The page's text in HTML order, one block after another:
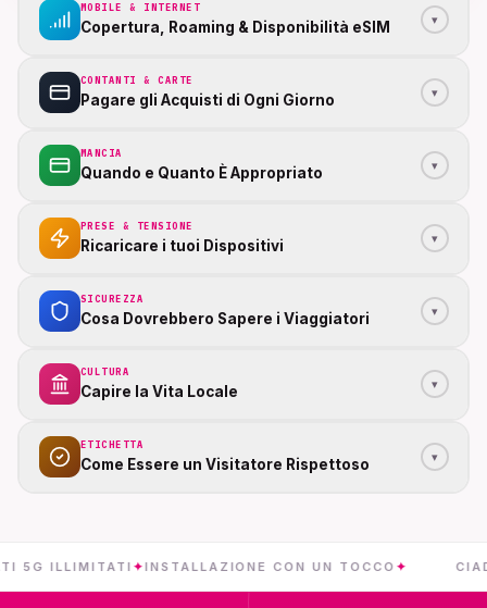
MOBILE & INTERNET
Copertura, Roaming & Disponibilità eSIM ▾
CONTANTI & CARTE
Pagare gli Acquisti di Ogni Giorno ▾
MANCIA
Quando e Quanto È Appropriato ▾
PRESE & TENSIONE
Ricaricare i tuoi Dispositivi ▾
SICUREZZA
Cosa Dovrebbero Sapere i Viaggiatori ▾
CULTURA
Capire la Vita Locale ▾
ETICHETTA
Come Essere un Visitatore Rispettoso ▾
✦ INSTALLAZIONE CON UN TOCCO✦